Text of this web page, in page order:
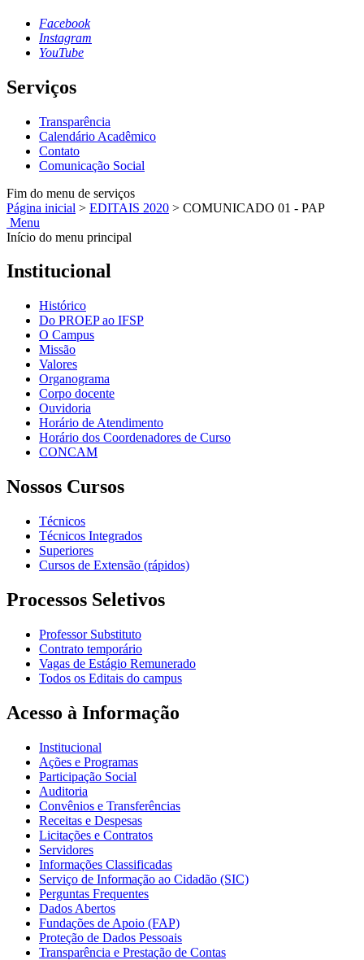
Facebook
Instagram
YouTube
Serviços
Transparência
Calendário Acadêmico
Contato
Comunicação Social
Fim do menu de serviços
Página inicial > EDITAIS 2020 > COMUNICADO 01 - PAP
Menu
Início do menu principal
Institucional
Histórico
Do PROEP ao IFSP
O Campus
Missão
Valores
Organograma
Corpo docente
Ouvidoria
Horário de Atendimento
Horário dos Coordenadores de Curso
CONCAM
Nossos Cursos
Técnicos
Técnicos Integrados
Superiores
Cursos de Extensão (rápidos)
Processos Seletivos
Professor Substituto
Contrato temporário
Vagas de Estágio Remunerado
Todos os Editais do campus
Acesso à Informação
Institucional
Ações e Programas
Participação Social
Auditoria
Convênios e Transferências
Receitas e Despesas
Licitações e Contratos
Servidores
Informações Classificadas
Serviço de Informação ao Cidadão (SIC)
Perguntas Frequentes
Dados Abertos
Fundações de Apoio (FAP)
Proteção de Dados Pessoais
Transparência e Prestação de Contas